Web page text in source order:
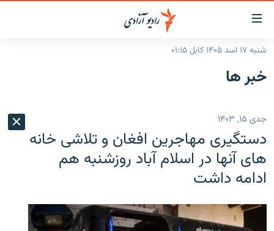
لینک‌های
قابل
دسترسی
به
بازگشت
منوی
اصلی
مراجعه
صفحه
جستجو
گزارش‌ها
منطقه
شرق میانه
جهان
افغانستان
جهان
جدول نشرات
مصاحبه‌ها
برنامه‌ها
ورزش
شنبه ۱۷ اسد ۱۴۰۵ کابل ۰۱:۱۵
خبر ها
جدی ۱۵, ۱۴۰۳
دستگیری مهاجرین افغان و تلاشی خانه
های آنها در اسلام آباد روزشنبه هم
ادامه داشت